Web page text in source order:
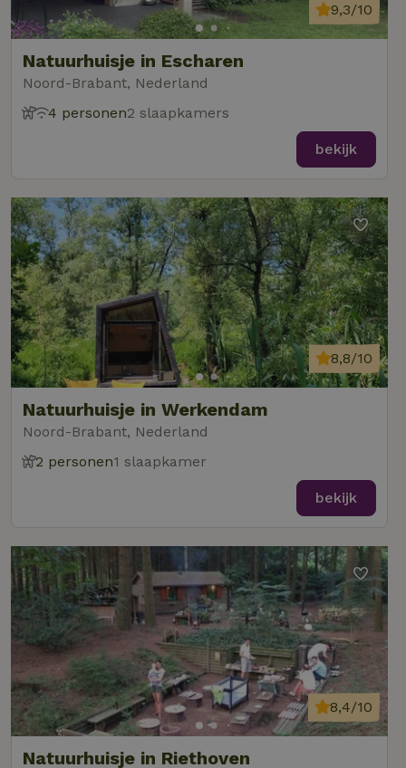
Natuurhuisje in Escharen
Noord-Brabant, Nederland
9,3/10
4 personen2 slaapkamers
bekijk
Natuurhuisje in Werkendam
Noord-Brabant, Nederland
8,8/10
2 personen1 slaapkamer
bekijk
Natuurhuisje in Riethoven
8,4/10